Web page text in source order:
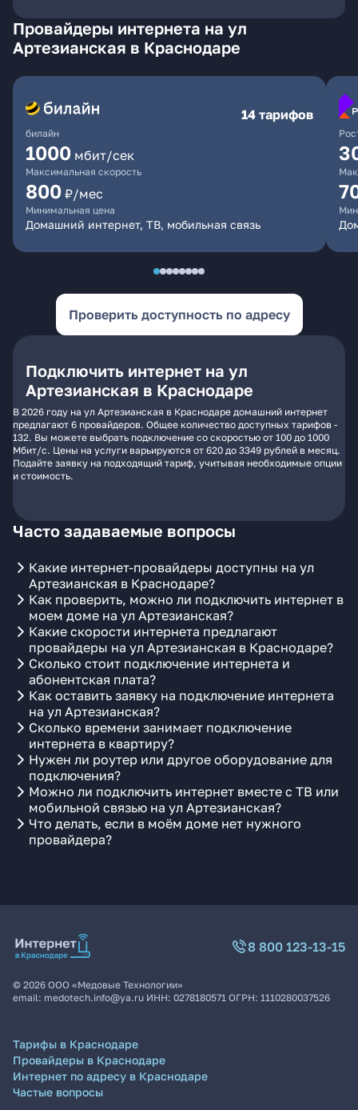
Провайдеры интернета на ул
Артезианская в Краснодаре
билайн
14 тарифов
1000 мбит/сек
Максимальная скорость
800 ₽/мес
Минимальная цена
Домашний интернет, ТВ, мобильная связь
Проверить доступность по адресу
Подключить интернет на ул
Артезианская в Краснодаре
В 2026 году на ул Артезианская в Краснодаре домашний интернет
предлагают 6 провайдеров. Общее количество доступных тарифов -
132. Вы можете выбрать подключение со скоростью от 100 до 1000
Мбит/с. Цены на услуги варьируются от 620 до 3349 рублей в месяц.
Подайте заявку на подходящий тариф, учитывая необходимые опции
и стоимость.
Часто задаваемые вопросы
Какие интернет-провайдеры доступны на ул
Артезианская в Краснодаре?
Как проверить, можно ли подключить интернет в
моем доме на ул Артезианская?
Какие скорости интернета предлагают
провайдеры на ул Артезианская в Краснодаре?
Сколько стоит подключение интернета и
абонентская плата?
Как оставить заявку на подключение интернета
на ул Артезианская?
Сколько времени занимает подключение
интернета в квартиру?
Нужен ли роутер или другое оборудование для
подключения?
Можно ли подключить интернет вместе с ТВ или
мобильной связью на ул Артезианская?
Что делать, если в моём доме нет нужного
провайдера?
8 800 123-13-15
© 2026 ООО «Медовые Технологии»
email: medotech.info@ya.ru ИНН: 0278180571 ОГРН: 1110280037526
Тарифы в Краснодаре
Провайдеры в Краснодаре
Интернет по адресу в Краснодаре
Частые вопросы